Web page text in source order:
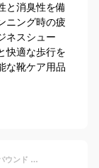
と消臭性を備
ニング時の疲
ネスシュー
快適な歩行を
な靴ケア用品
【送料無料】ニューバランス サポーティブ リバウンド インソール LAM35689 ( ライトウエイト クッション 中敷き ニューバランス 正規品 メンズ レディース 衝撃吸収 クッション性 スポーツ ランニング スニーカー シューズ 靴 アクセサリー new balance 男女兼用 )